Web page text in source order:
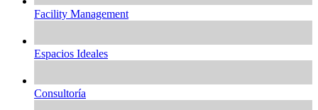
Facility Management
Espacios Ideales
Consultoría